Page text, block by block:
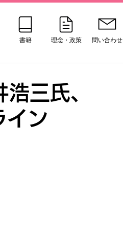
問い合わせ
理念・政策
書籍
三氏、
イン